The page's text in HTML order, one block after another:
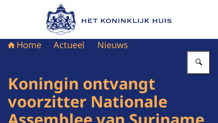
Naar de homepage van Het Koninklijk Huis
Home Actueel Nieuws
Koningin ontvangt
voorzitter Nationale